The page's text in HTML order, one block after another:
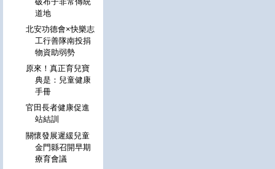
道地
北安功德會×快樂志
工行善隊南投捐
物資助弱勢
原來！真正育兒寶
典是：兒童健康
手冊
官田長者健康促進
站結訓
關懷發展遲緩兒童
金門縣召開早期
療育會議